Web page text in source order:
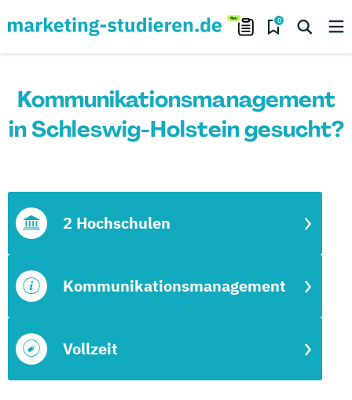
0
Kommunikationsmanagement
in Schleswig-Holstein gesucht?
Vollzeit
Kommunikationsmanagement
2 Hochschulen